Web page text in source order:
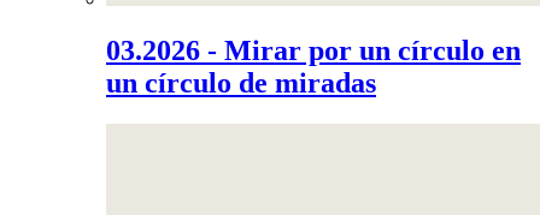
03.2026 - Mirar por un círculo en
un círculo de miradas